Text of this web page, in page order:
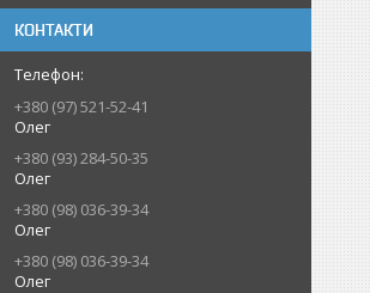
КОНТАКТИ
+380 (97) 521-52-41
Олег
+380 (93) 284-50-35
Олег
+380 (98) 036-39-34
Олег
+380 (98) 036-39-34
Олег